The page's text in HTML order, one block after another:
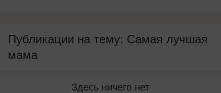
Публикации на тему: Самая лучшая
мама
Здесь ничего нет